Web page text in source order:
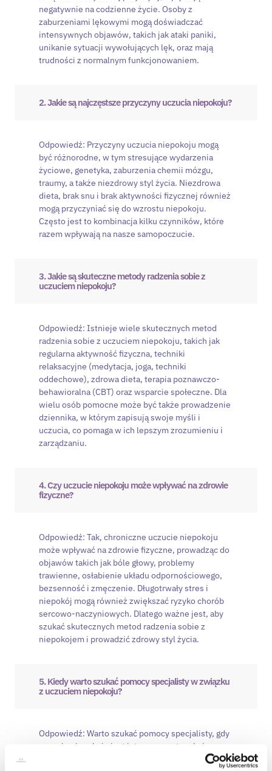
negatywnie na codzienne życie. Osoby z
zaburzeniami lękowymi mogą doświadczać
intensywnych objawów, takich jak ataki paniki,
unikanie sytuacji wywołujących lęk, oraz mają
trudności z normalnym funkcjonowaniem.
2. Jakie są najczęstsze przyczyny uczucia niepokoju?
Odpowiedź: Przyczyny uczucia niepokoju mogą
być różnorodne, w tym stresujące wydarzenia
życiowe, genetyka, zaburzenia chemii mózgu,
traumy, a także niezdrowy styl życia. Niezdrowa
dieta, brak snu i brak aktywności fizycznej również
mogą przyczyniać się do wzrostu niepokoju.
Często jest to kombinacja kilku czynników, które
razem wpływają na nasze samopoczucie.
3. Jakie są skuteczne metody radzenia sobie z
uczuciem niepokoju?
Odpowiedź: Istnieje wiele skutecznych metod
radzenia sobie z uczuciem niepokoju, takich jak
regularna aktywność fizyczna, techniki
relaksacyjne (medytacja, joga, techniki
oddechowe), zdrowa dieta, terapia poznawczo-
behawioralna (CBT) oraz wsparcie społeczne. Dla
wielu osób pomocne może być także prowadzenie
dziennika, w którym zapisują swoje myśli i
uczucia, co pomaga w ich lepszym zrozumieniu i
zarządzaniu.
4. Czy uczucie niepokoju może wpływać na zdrowie
fizyczne?
Odpowiedź: Tak, chroniczne uczucie niepokoju
może wpływać na zdrowie fizyczne, prowadząc do
objawów takich jak bóle głowy, problemy
trawienne, osłabienie układu odpornościowego,
bezsenność i zmęczenie. Długotrwały stres i
niepokój mogą również zwiększać ryzyko chorób
sercowo-naczyniowych. Dlatego ważne jest, aby
szukać skutecznych metod radzenia sobie z
niepokojem i prowadzić zdrowy styl życia.
5. Kiedy warto szukać pomocy specjalisty w związku
z uczuciem niepokoju?
Odpowiedź: Warto szukać pomocy specjalisty, gdy
uczucie niepokoju jest intensywne, trwałe i